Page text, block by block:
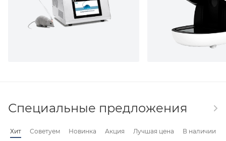
Специальные предложения
Хит Советуем Новинка Акция Лучшая цена В наличии